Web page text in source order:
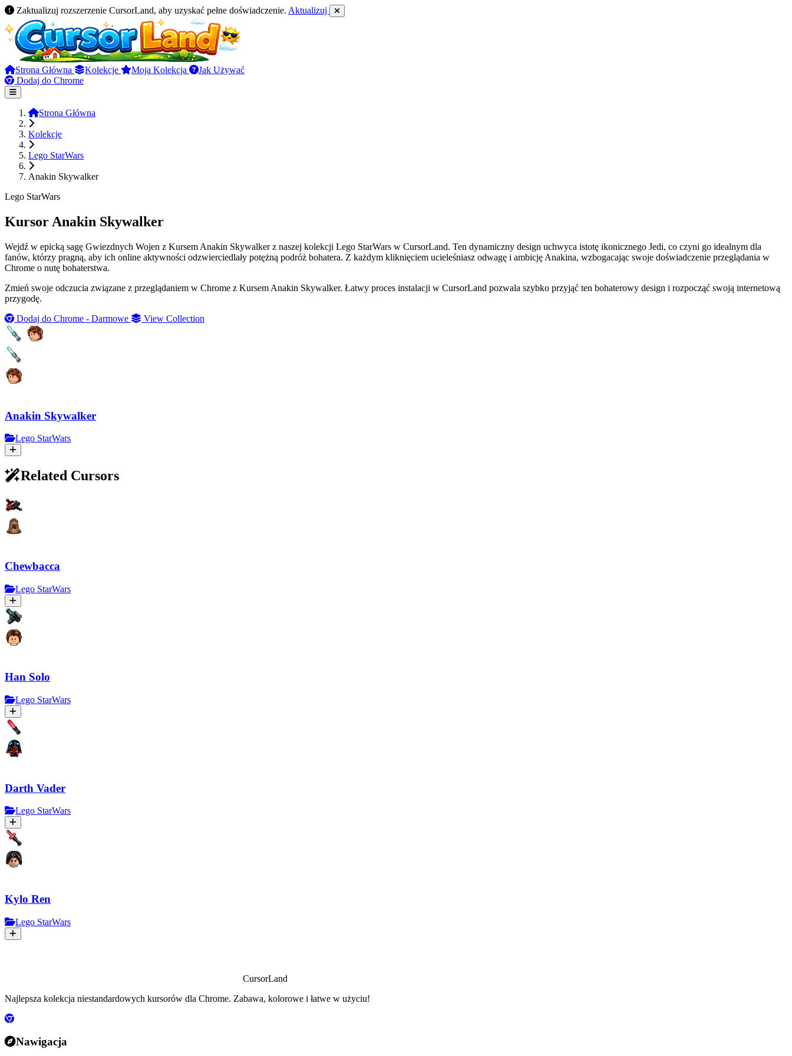
Zaktualizuj rozszerzenie CursorLand, aby uzyskać pełne doświadczenie. Aktualizuj
Strona Główna Kolekcje Moja Kolekcja
Jak Używać
Dodaj do Chrome
Strona Główna
Kolekcje
Lego StarWars
Anakin Skywalker
Lego StarWars
Kursor Anakin Skywalker
Wejdź w epicką sagę Gwiezdnych Wojen z Kursem Anakin Skywalker z naszej kolekcji Lego StarWars w CursorLand. Ten dynamiczny design uchwyca istotę ikonicznego Jedi, co czyni go idealnym dla
fanów, którzy pragną, aby ich online aktywności odzwierciedlały potężną podróż bohatera. Z każdym kliknięciem ucieleśniasz odwagę i ambicję Anakina, wzbogacając swoje doświadczenie przeglądania w
Chrome o nutę bohaterstwa.
Zmień swoje odczucia związane z przeglądaniem w Chrome z Kursem Anakin Skywalker. Łatwy proces instalacji w CursorLand pozwala szybko przyjąć ten bohaterowy design i rozpocząć swoją internetową
przygodę.
Dodaj do Chrome - Darmowe
View Collection
Anakin Skywalker
Lego StarWars
Related Cursors
Chewbacca
Lego StarWars
Han Solo
Lego StarWars
Darth Vader
Lego StarWars
Kylo Ren
Lego StarWars
CursorLand
Najlepsza kolekcja niestandardowych kursorów dla Chrome. Zabawa, kolorowe i łatwe w użyciu!
Nawigacja